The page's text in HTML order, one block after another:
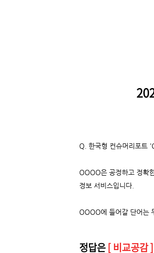
Q. 한국형 컨슈머리포트
OOOO은 공정하고 정확
정보 서비스입니다.
OOOO에 들어갈 단어는
정답은 [ 비교공감 ]